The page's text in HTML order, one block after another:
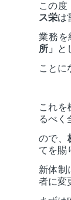
この
ス栄は
業務を
所」
と
ことに
これを
るべく
ので、
てを賜
新体制
者に変